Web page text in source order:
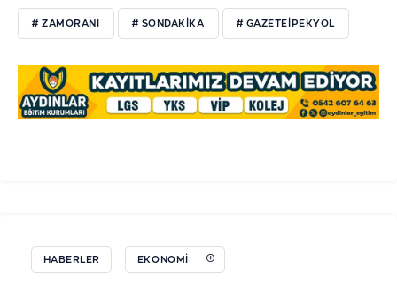
# ZAMORANI # SONDAKIKA # GAZETEIPEKYOL
HABERLER EKONOMI